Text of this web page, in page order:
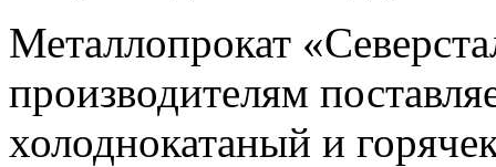
Металлопрокат
производителям
холоднокатаный и